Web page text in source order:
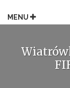
do
treści
MENU